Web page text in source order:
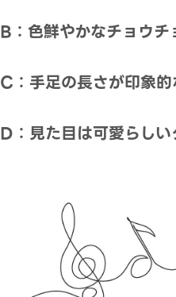
B：色鮮やかなチョウチ
C：手足の長さが印象的
D：見た目は可愛らしい